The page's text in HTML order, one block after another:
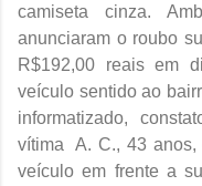
camiseta cinza.
anunciaram o roubo
R$192,00 reais em
veículo sentido ao
informatizado,
vítima A. C., 43 anos,
veículo em frente a